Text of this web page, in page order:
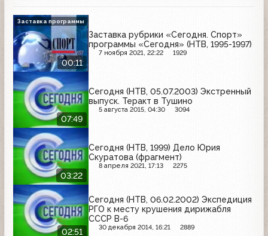
00:11
Заставка рубрики «Сегодня. Спорт»
программы «Сегодня» (НТВ, 1995-1997)
7 ноября 2021, 22:22 1929
Заставка программы
07:49
Сегодня (НТВ, 05.07.2003) Экстренный
выпуск. Теракт в Тушино
5 августа 2015, 04:30 3094
03:22
Сегодня (НТВ, 1999) Дело Юрия
Скуратова (фрагмент)
8 апреля 2021, 17:13 2275
02:51
Сегодня (НТВ, 06.02.2002) Экспедиция
РГО к месту крушения дирижабля
СССР В-6
30 декабря 2014, 16:21 2889